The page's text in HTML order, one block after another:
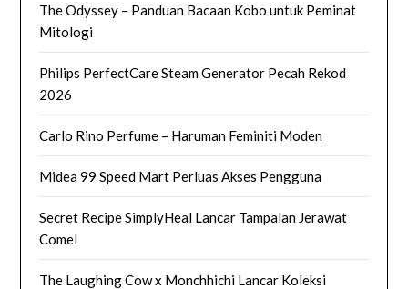
The Odyssey – Panduan Bacaan Kobo untuk Peminat
Mitologi
Philips PerfectCare Steam Generator Pecah Rekod
2026
Carlo Rino Perfume – Haruman Feminiti Moden
Midea 99 Speed Mart Perluas Akses Pengguna
Secret Recipe SimplyHeal Lancar Tampalan Jerawat
Comel
The Laughing Cow x Monchhichi Lancar Koleksi